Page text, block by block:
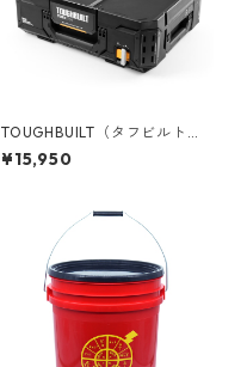
TOUGHBUILT（タフビルト）S
TACK TECH(スタックテック)
ツールボックス30 TB-B1-B-3
¥15,950